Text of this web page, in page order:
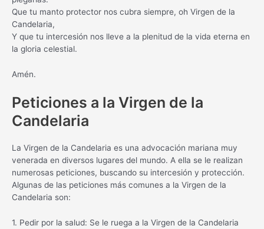
Que tu manto protector nos cubra siempre, oh Virgen de la
Candelaria,
Y que tu intercesión nos lleve a la plenitud de la vida eterna en
la gloria celestial.
Amén.
Peticiones a la Virgen de la
Candelaria
La Virgen de la Candelaria es una advocación mariana muy
venerada en diversos lugares del mundo. A ella se le realizan
numerosas peticiones, buscando su intercesión y protección.
Algunas de las peticiones más comunes a la Virgen de la
Candelaria son:
1. Pedir por la salud: Se le ruega a la Virgen de la Candelaria